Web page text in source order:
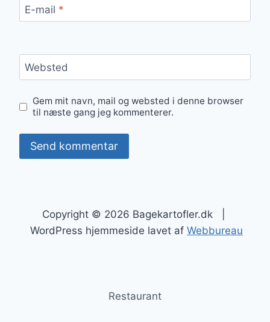
E-mail *
Websted
Gem mit navn, mail og websted i denne browser
til næste gang jeg kommenterer.
Copyright © 2026 Bagekartofler.dk |
WordPress hjemmeside lavet af Webbureau
Restaurant